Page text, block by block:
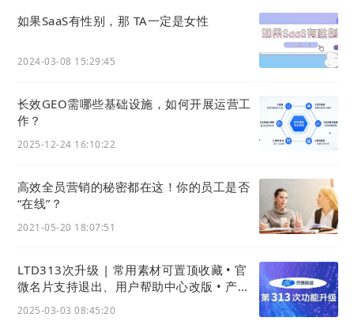
如下图所示，找到红框内的开关，关闭即可。
1) 优化菜单栏目布局
二级菜单 运营设置
下，移动到 一级
如果SaaS有性别，那 TA一定是女性
2024-03-08 15:29:45
长效GEO需哪些基础设施，如何开展运营工
作？
2025-12-24 16:10:22
高效全员营销的秘密都在这！你的员工是否
“在线”？
2021-05-20 18:07:51
LTD313次升级 | 常用素材可置顶收藏 • 官
微名片支持退出、用户帮助中心改版 • 产品
2025-03-03 08:45:20